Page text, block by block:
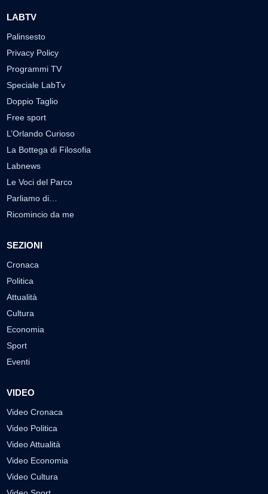
LABTV
Palinsesto
Privacy Policy
Programmi TV
Speciale LabTv
Doppio Taglio
Free sport
L’Orlando Curioso
La Bottega di Filosofia
Labnews
Le Voci del Parco
Parliamo di…
Ricomincio da me
SEZIONI
Cronaca
Politica
Attualità
Cultura
Economia
Sport
Eventi
VIDEO
Video Cronaca
Video Politica
Video Attualità
Video Economia
Video Cultura